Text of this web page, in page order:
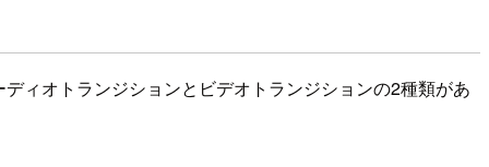
ィオトランジションとビデオトランジションの2種類があ